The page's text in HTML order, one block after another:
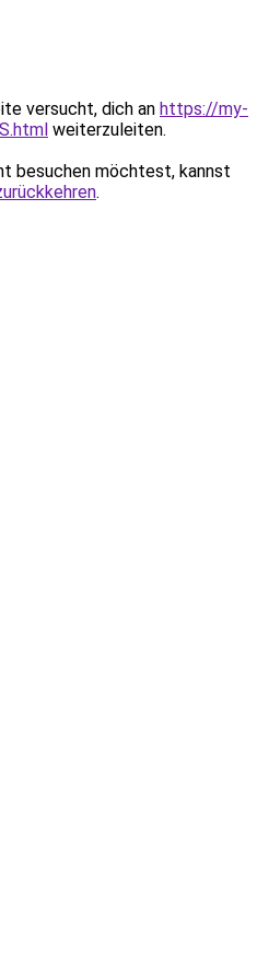
versucht, dich an https://my-
weiterzuleiten.
besuchen möchtest, kannst
.